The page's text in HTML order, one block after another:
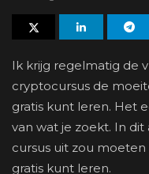
Ik krijg regelmatig de
cryptocursus de
gratis kunt leren. Het
van wat je zoekt. In
cursus uit zou
gratis kunt leren.